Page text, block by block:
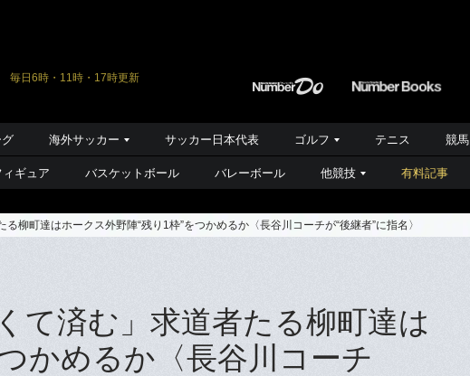
毎日6時・11時・17時更新
海外サッカー サッカー日本代表 ゴルフ テニス 競馬
ィギュア バスケットボール バレーボール 他競技 有料記事
柳町達はホークス外野陣“残り1枠”をつかめるか〈長谷川コーチが“後継者”に指名〉
て済む」求道者たる柳町達は
かめるか〈長谷川コーチ